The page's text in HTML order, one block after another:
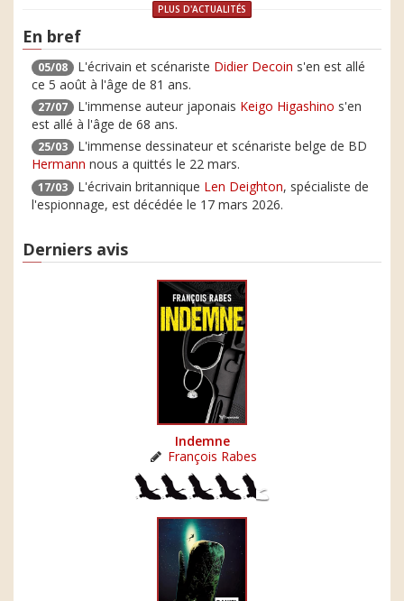
PLUS D'ACTUALITÉS
En bref
05/08 L'écrivain et scénariste Didier Decoin s'en est allé
ce 5 août à l'âge de 81 ans.
27/07 L'immense auteur japonais Keigo Higashino s'en
est allé à l'âge de 68 ans.
25/03
L'immense dessinateur et scénariste belge de BD
Hermann nous a quittés le 22 mars.
17/03 L'écrivain britannique Len Deighton, spécialiste de
l'espionnage, est décédée le 17 mars 2026.
Derniers avis
Indemne
François Rabes